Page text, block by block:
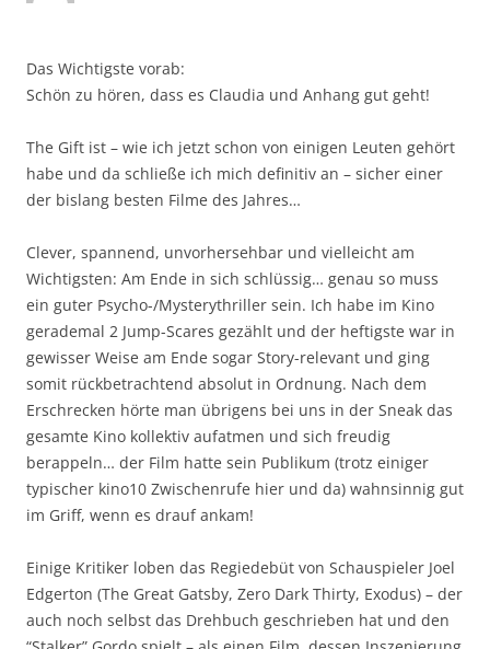
Das Wichtigste vorab:
Schön zu hören, dass es Claudia und Anhang gut geht!
The Gift ist – wie ich jetzt schon von einigen Leuten gehört
habe und da schließe ich mich definitiv an – sicher einer
der bislang besten Filme des Jahres…
Clever, spannend, unvorhersehbar und vielleicht am
Wichtigsten: Am Ende in sich schlüssig… genau so muss
ein guter Psycho-/Mysterythriller sein. Ich habe im Kino
gerademal 2 Jump-Scares gezählt und der heftigste war in
gewisser Weise am Ende sogar Story-relevant und ging
somit rückbetrachtend absolut in Ordnung. Nach dem
Erschrecken hörte man übrigens bei uns in der Sneak das
gesamte Kino kollektiv aufatmen und sich freudig
berappeln… der Film hatte sein Publikum (trotz einiger
typischer kino10 Zwischenrufe hier und da) wahnsinnig gut
im Griff, wenn es drauf ankam!
Einige Kritiker loben das Regiedebüt von Schauspieler Joel
Edgerton (The Great Gatsby, Zero Dark Thirty, Exodus) – der
auch noch selbst das Drehbuch geschrieben hat und den